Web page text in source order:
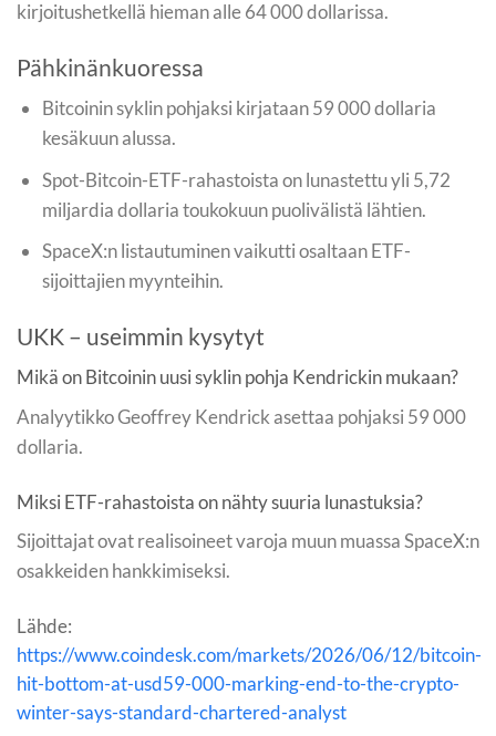
kirjoitushetkellä hieman alle 64 000 dollarissa.
Pähkinänkuoressa
Bitcoinin syklin pohjaksi kirjataan 59 000 dollaria
kesäkuun alussa.
Spot-Bitcoin-ETF-rahastoista on lunastettu yli 5,72
miljardia dollaria toukokuun puolivälistä lähtien.
SpaceX:n listautuminen vaikutti osaltaan ETF-
sijoittajien myynteihin.
UKK – useimmin kysytyt
Mikä on Bitcoinin uusi syklin pohja Kendrickin mukaan?
Analyytikko Geoffrey Kendrick asettaa pohjaksi 59 000
dollaria.
Miksi ETF-rahastoista on nähty suuria lunastuksia?
Sijoittajat ovat realisoineet varoja muun muassa SpaceX:n
osakkeiden hankkimiseksi.
Lähde:
https://www.coindesk.com/markets/2026/06/12/bitcoin-
hit-bottom-at-usd59-000-marking-end-to-the-crypto-
winter-says-standard-chartered-analyst